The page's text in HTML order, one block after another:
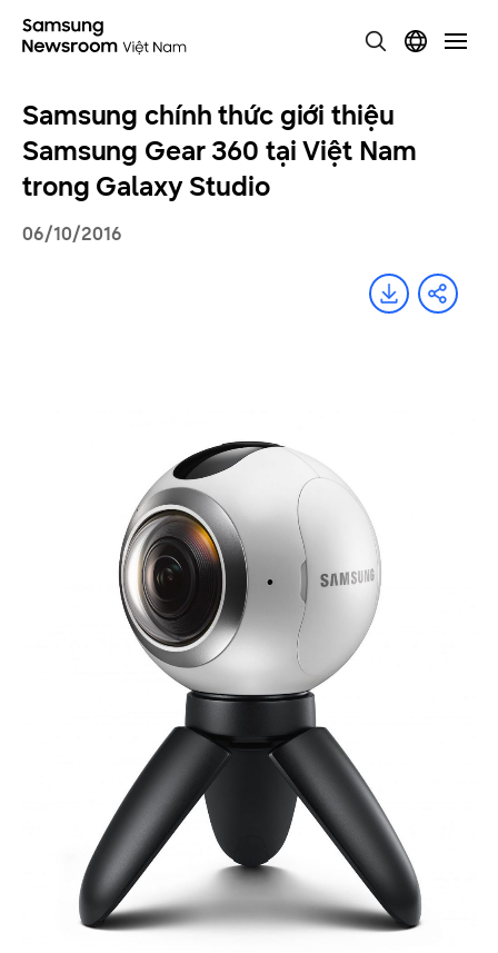
Samsung chính thức giới thiệu
Samsung Gear 360 tại Việt Nam
trong Galaxy Studio
06/10/2016